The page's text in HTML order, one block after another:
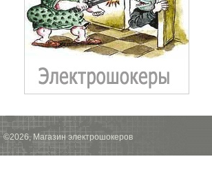
©2026, Магазин электрошокеров